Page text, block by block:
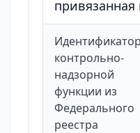
Идентификатор
контрольно-
надзорной
функции из
Федерального
реестра